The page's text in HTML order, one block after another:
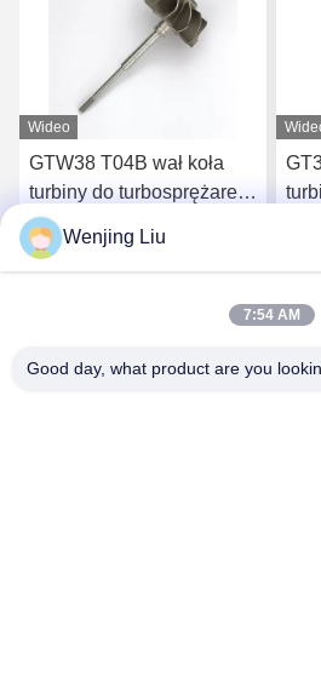
Wideo
GTW38 T04B wał koła
turbiny do turbosprężarek
407276-6 407276-19
446905-2 446905-5
Porozmawiaj Teraz
Wenjing Liu
7:54 AM
Good day, what product are you